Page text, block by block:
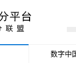
数字中